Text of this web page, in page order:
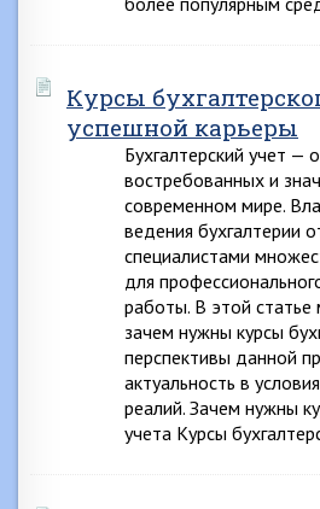
Курсы
успешной карьеры
Бухгалтерский учет —
востребованных и
современном мире.
ведения бухгалтерии
специалистами
для
работы. В этой статье
зачем нужны курсы
перспективы данной
актуальность в
реалий. Зачем нужны
учета Курсы